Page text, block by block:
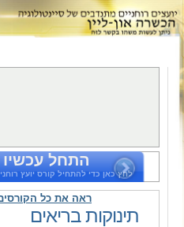
התחל עכשיו
לחץ כאן כדי להתחיל קורס יועץ רוחני
ראה את כל
תינוקות בריאים